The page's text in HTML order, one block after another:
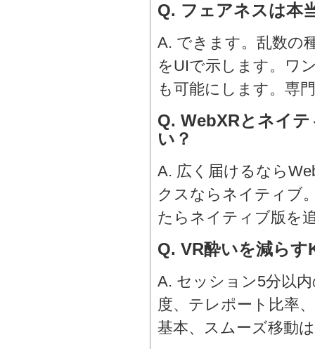
Q. フェアネスは本
A. できます。乱数の
をUIで示します。ワ
も可能にします。専
Q. WebXRとネイ
い？
A. 広く届けるなら
クスならネイティブ
たらネイティブ版を
Q. VR酔いを減らす
A. セッション5分以
度、テレポート比率
基本、スムーズ移動